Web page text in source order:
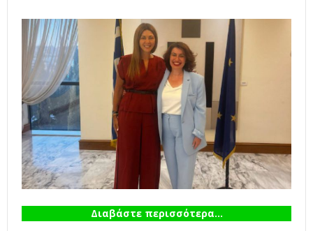
Διαβάστε περισσότερα...